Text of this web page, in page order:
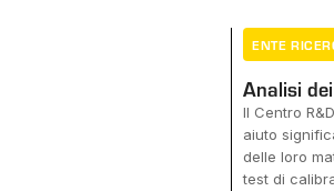
ENTE
Analisi
Il Centro
aiuto
delle loro
test di